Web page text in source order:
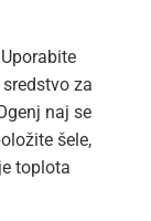
za
naj se
šele,
toplota